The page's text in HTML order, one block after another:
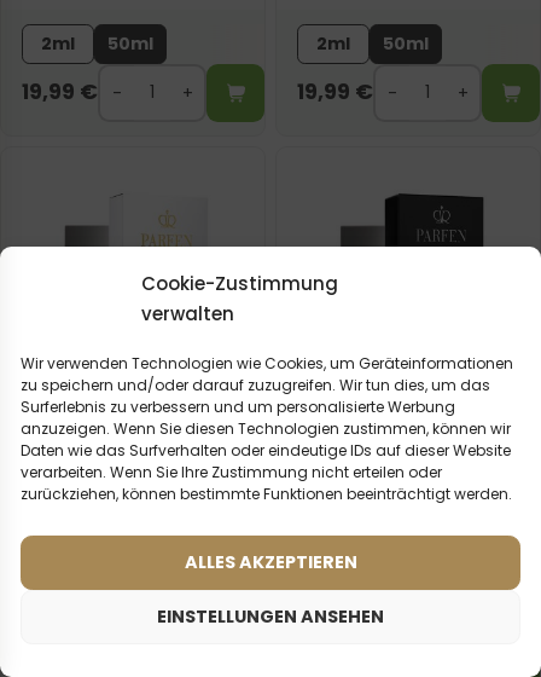
Cookie-Zustimmung
verwalten
Wir verwenden Technologien wie Cookies, um Geräteinformationen
zu speichern und/oder darauf zuzugreifen. Wir tun dies, um das
Surferlebnis zu verbessern und um personalisierte Werbung
anzuzeigen. Wenn Sie diesen Technologien zustimmen, können wir
Daten wie das Surfverhalten oder eindeutige IDs auf dieser Website
verarbeiten. Wenn Sie Ihre Zustimmung nicht erteilen oder
zurückziehen, können bestimmte Funktionen beeinträchtigt werden.
ALLES AKZEPTIEREN
EINSTELLUNGEN ANSEHEN
2ml 50ml
19,99 €
2ml 50ml
19,99 €
Frauenparfum – 877 (50ml)
Kunden? Rezensionen
Männerparfum – 648 (50ml)
DOLCE & GABBANA -